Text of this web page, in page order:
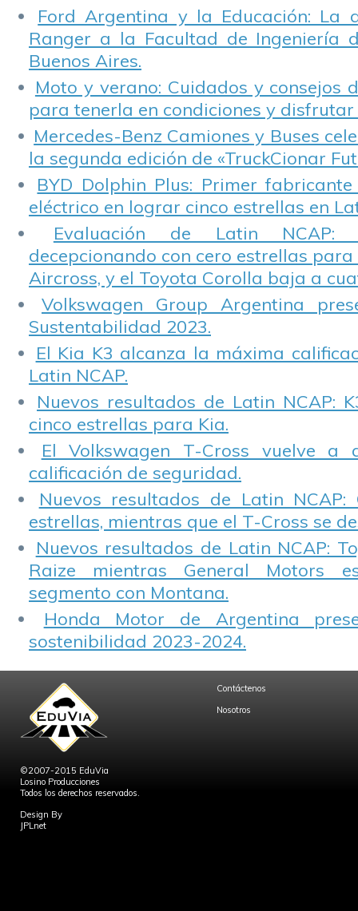
Ford Argentina y la Educación: La
Ranger a la Facultad de Ingeniería
Buenos Aires.
Moto y verano: Cuidados y consejos
para tenerla en condiciones y disfrutar
Mercedes-Benz Camiones y Buses
la segunda edición de «TruckCionar
BYD Dolphin Plus: Primer
eléctrico en lograr cinco estrellas en
Evaluación de Latin NCAP:
decepcionando con cero estrellas para
Aircross, y el Toyota Corolla baja a
Volkswagen Group Argentina
Sustentabilidad 2023.
El Kia K3 alcanza la máxima
Latin NCAP.
Nuevos resultados de Latin NCAP:
cinco estrellas para Kia.
El Volkswagen T-Cross vuelve a
calificación de seguridad.
Nuevos resultados de Latin NCAP:
estrellas, mientras que el T-Cross se
Nuevos resultados de Latin NCAP:
Raize mientras General Motors
segmento con Montana.
Honda Motor de Argentina
sostenibilidad 2023-2024.
©2007-2015 EduVia
Losino Producciones
Todos los derechos reservados.
Design By
JPLnet
Contáctenos
Nosotros